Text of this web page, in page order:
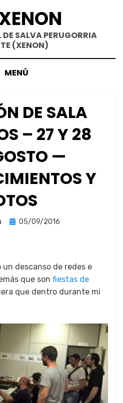
SALVA PERUGORRIA
(XENON)
MENÚ
DE SALA
– 27 Y 28
—
Y
Publicada
05/09/2016
des­can­so de redes e
que son fies­tas de
que den­tro durante mi